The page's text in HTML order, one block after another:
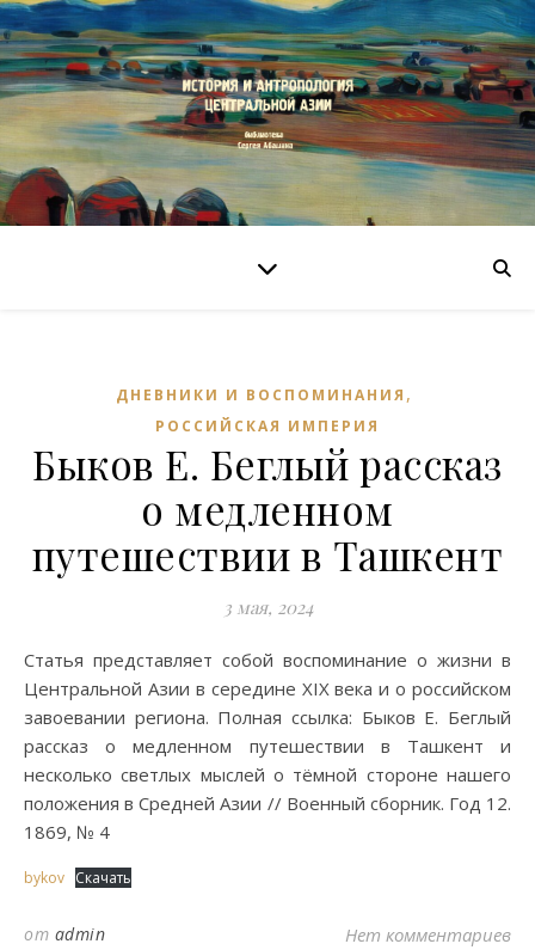
ДНЕВНИКИ И ВОСПОМИНАНИЯ ,
РОССИЙСКАЯ ИМПЕРИЯ
Быков Е. Беглый рассказ
о медленном
путешествии в Ташкент
3 мая, 2024
Статья представляет собой воспоминание о жизни в
Центральной Азии в середине XIX века и о российском
завоевании региона. Полная ссылка: Быков Е. Беглый
рассказ о медленном путешествии в Ташкент и
несколько светлых мыслей о тёмной стороне нашего
положения в Средней Азии // Военный сборник. Год 12.
1869, № 4
bykov Скачать
от admin Нет комментариев